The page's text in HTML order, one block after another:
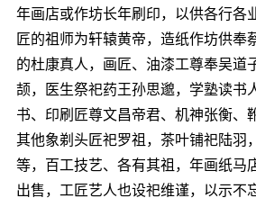
年画店或作坊长年刷印，以供各行各
匠的祖师为轩辕黄帝，造纸作坊供奉
的杜康真人，画匠、油漆工尊奉吴道
颉，医生祭祀药王孙思邈，学塾读书
书、印刷匠尊文昌帝君、机神张衡、
其他象剃头匠祀罗祖，茶叶铺祀陆羽
等，百工技艺、各有其祖，年画纸马
出售，工匠艺人也设祀维谨，以示不